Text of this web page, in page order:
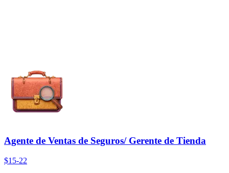
Agente de Ventas de Seguros/ Gerente de Tienda
$15-22